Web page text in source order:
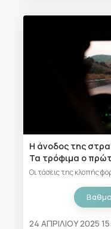
Η άνοδος της
Τα τρόφιμα ο
Οι τάσεις της κλοπής
24 ΑΠΡΙΛΊΟΥ 2025